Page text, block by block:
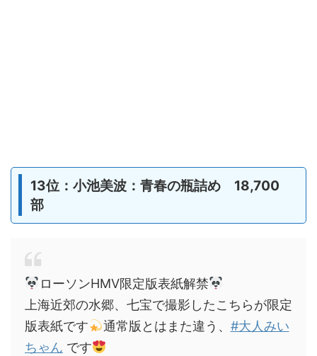
13位：小池美波：青春の瓶詰め 18,700
部
ローソンHMV限定版表紙解禁
上海近郊の水郷、七宝で撮影したこちらが限定
版表紙です
通常版とはまた違う、 #大人みい
ちゃん です